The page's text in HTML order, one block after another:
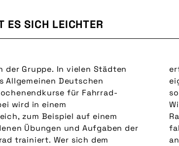
SICH LEICHTER
der Gruppe. In vielen Städten
Allgemeinen Deutschen
für Fahrrad-
wird in einem
zum Beispiel auf einem
Übungen und Aufgaben der
trainiert. Wer sich dem
suchen und nicht einfach
„Radfahrenlernen
leichte Schulter nehmen.
gegenüber dem
zu viel Angst auch ein
gilt es, sich in Gesprächen mit
zu lassen“, sagt Stephanie